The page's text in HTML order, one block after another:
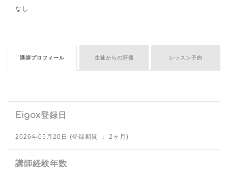
なし
講師プロフィール 生徒からの評価 レッスン予約
Eigox登録日
2026年05月20日 (登録期間 ： 2ヶ月)
講師経験年数